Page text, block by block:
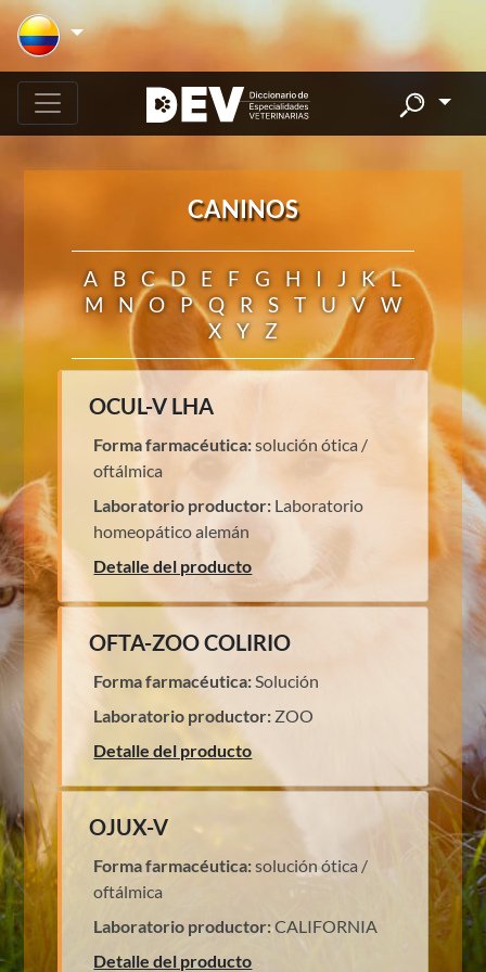
CANINOS
A B C D E F G H I J K
L
M
N O P Q R S T U V
W
X
Y Z
OCUL-V LHA
Forma farmacéutica:solución ótica /
oftálmica
Laboratorio productor: Laboratorio
homeopático alemán
Detalle del producto
OFTA-ZOO COLIRIO
Forma farmacéutica: Solución
Laboratorio productor: ZOO
Detalle del producto
OJUX-V
Forma farmacéutica:solución ótica /
oftálmica
Laboratorio productor:CALIFORNIA
Detalle del producto